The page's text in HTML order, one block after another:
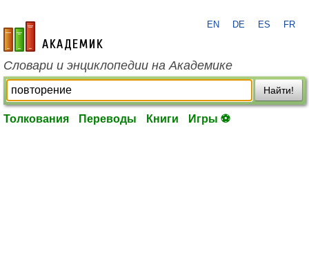
academic.ru
EN DE ES FR
Словари и энциклопедии на Академике
Найти!
Толкования Переводы Книги Игры ⚽